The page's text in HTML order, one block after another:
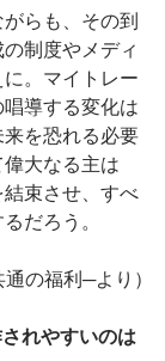
らも、その到
制度やメディ
。マイトレー
導する変化は
を恐れる必要
大なる主は
束させ、すべ
だろう。
の福利─より）
れやすいのは